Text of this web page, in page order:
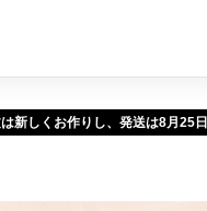
新しくお作りし、発送は